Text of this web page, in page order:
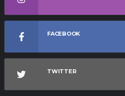
FACEBOOK
TWITTER